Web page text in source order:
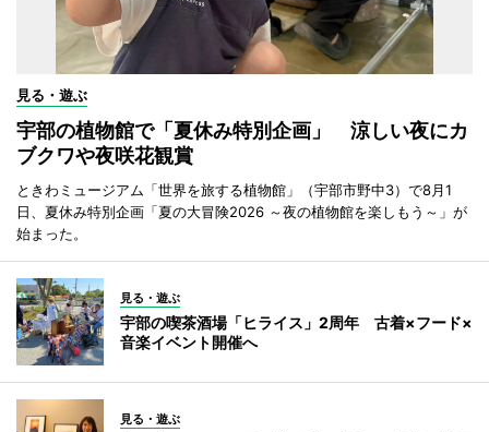
見る・遊ぶ
宇部の植物館で「夏休み特別企画」 涼しい夜にカ
ブクワや夜咲花観賞
ときわミュージアム「世界を旅する植物館」（宇部市野中3）で8月1
日、夏休み特別企画「夏の大冒険2026 ～夜の植物館を楽しもう～」が
始まった。
見る・遊ぶ
宇部の喫茶酒場「ヒライス」2周年 古着×フード×
音楽イベント開催へ
見る・遊ぶ